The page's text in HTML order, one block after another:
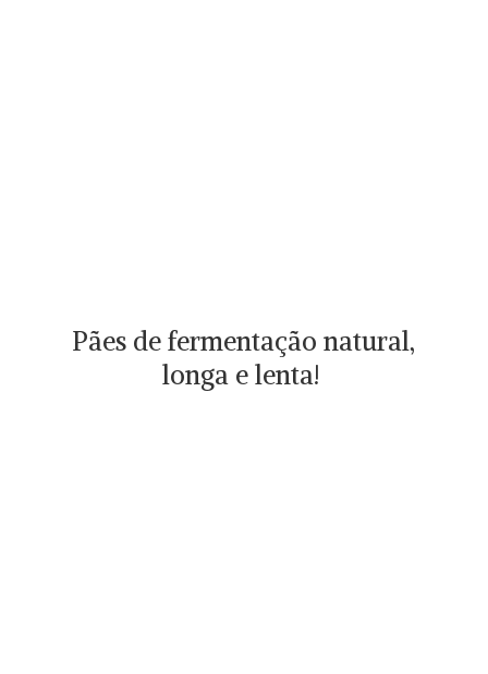
Pães de fermentação natural,
longa e lenta!